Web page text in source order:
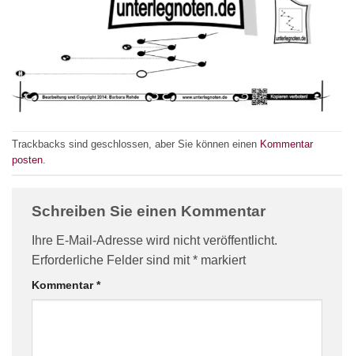
Trackbacks sind geschlossen, aber Sie können einen Kommentar
posten
Schreiben Sie einen Kommentar
Ihre E-Mail-Adresse wird nicht veröffentlicht.
Erforderliche Felder sind mit* markiert
Kommentar*